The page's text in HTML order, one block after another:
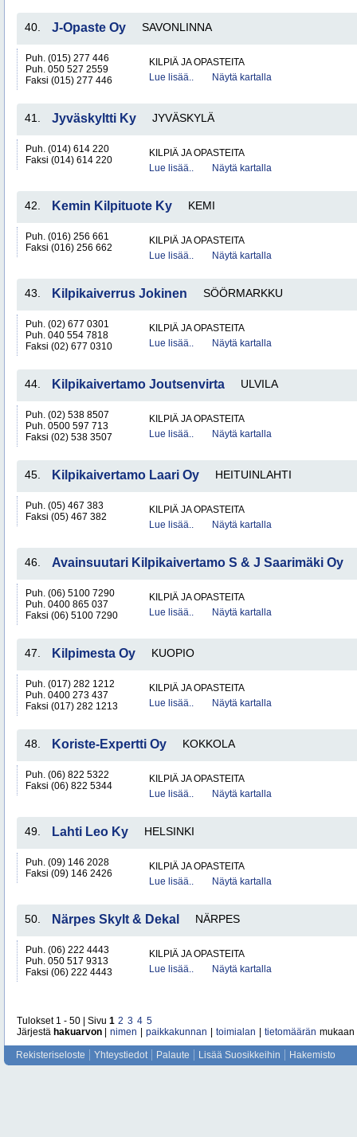
40. J-Opaste Oy SAVONLINNA
Puh. (015) 277 446
Puh. 050 527 2559
Faksi (015) 277 446
KILPIÄ JA OPASTEITA
Lue lisää..
Näytä kartalla
41. Jyväskyltti Ky JYVÄSKYLÄ
Puh. (014) 614 220
Faksi (014) 614 220
KILPIÄ JA OPASTEITA
Lue lisää..
Näytä kartalla
42. Kemin Kilpituote Ky KEMI
Puh. (016) 256 661
Faksi (016) 256 662
KILPIÄ JA OPASTEITA
Lue lisää..
Näytä kartalla
43. Kilpikaiverrus Jokinen SÖÖRMARKKU
Puh. (02) 677 0301
Puh. 040 554 7818
Faksi (02) 677 0310
KILPIÄ JA OPASTEITA
Lue lisää..
Näytä kartalla
44. Kilpikaivertamo Joutsenvirta ULVILA
Puh. (02) 538 8507
Puh. 0500 597 713
Faksi (02) 538 3507
KILPIÄ JA OPASTEITA
Lue lisää..
Näytä kartalla
45. Kilpikaivertamo Laari Oy HEITUINLAHTI
Puh. (05) 467 383
Faksi (05) 467 382
KILPIÄ JA OPASTEITA
Lue lisää..
Näytä kartalla
46. Avainsuutari Kilpikaivertamo S & J Saarimäki Oy
Puh. (06) 5100 7290
Puh. 0400 865 037
Faksi (06) 5100 7290
KILPIÄ JA OPASTEITA
Lue lisää..
Näytä kartalla
47. Kilpimesta Oy KUOPIO
Puh. (017) 282 1212
Puh. 0400 273 437
Faksi (017) 282 1213
KILPIÄ JA OPASTEITA
Lue lisää..
Näytä kartalla
48. Koriste-Expertti Oy KOKKOLA
Puh. (06) 822 5322
Faksi (06) 822 5344
KILPIÄ JA OPASTEITA
Lue lisää..
Näytä kartalla
49. Lahti Leo Ky HELSINKI
Puh. (09) 146 2028
Faksi (09) 146 2426
KILPIÄ JA OPASTEITA
Lue lisää..
Näytä kartalla
50. Närpes Skylt & Dekal NÄRPES
Puh. (06) 222 4443
Puh. 050 517 9313
Faksi (06) 222 4443
KILPIÄ JA OPASTEITA
Lue lisää..
Näytä kartalla
Tulokset 1 - 50 | Sivu 1 2 3 4 5
Järjestä hakuarvon nimen paikkakunnan toimialan tietomäärän mukaan
Rekisteriseloste Yhteystiedot Palaute Lisää Suosikkeihin Hakemisto